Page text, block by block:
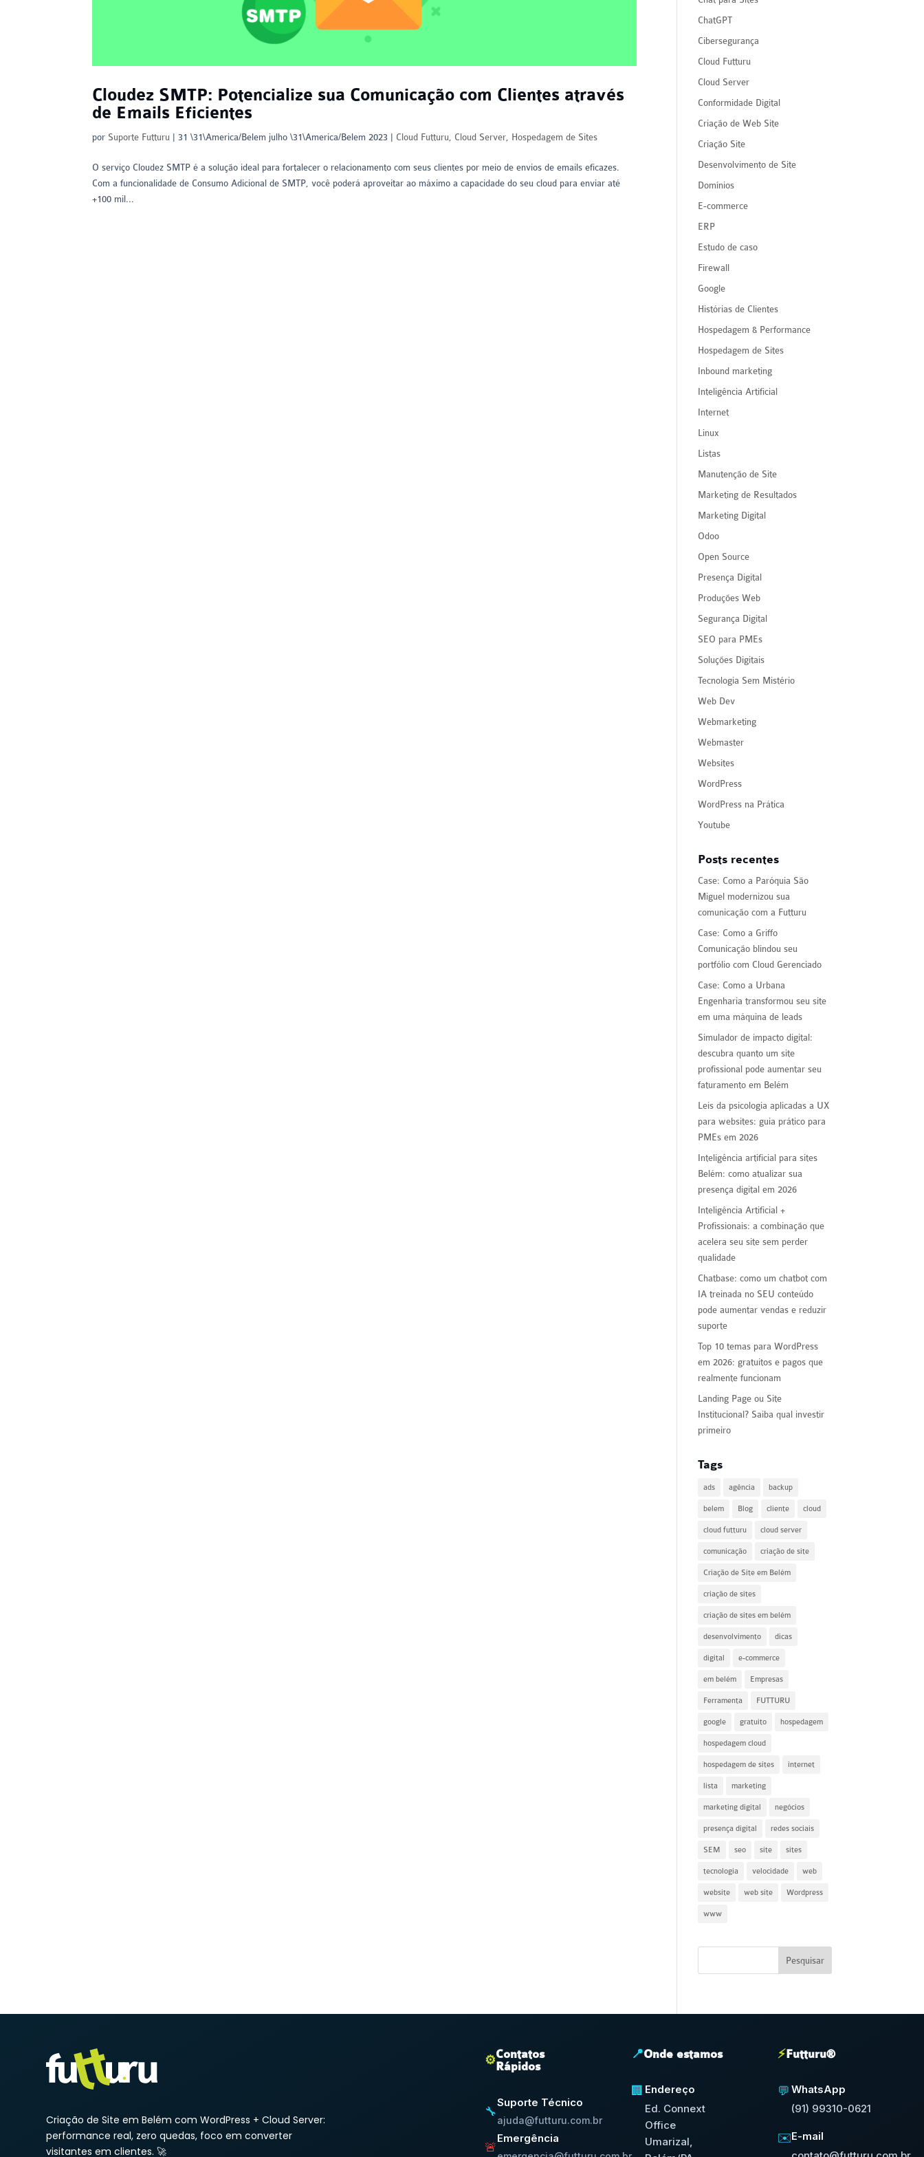
Cloudez SMTP: Potencialize sua Comunicação com Clientes através
de Emails Eficientes
por Suporte Futturu |31 \31\America/Belem julho \31\America/Belem 2023 Cloud Futturu Cloud Server Hospedagem de Sites
O serviço Cloudez SMTP é a solução ideal para fortalecer o relacionamento com seus clientes por meio de envios de emails eficazes.
Com a funcionalidade de Consumo Adicional de SMTP, você poderá aproveitar ao máximo a capacidade do seu cloud para enviar até
+100 mil...
ChatGPT
Cibersegurança
Cloud Futturu
Cloud Server
Conformidade Digital
Criação de Web Site
Criação Site
Desenvolvimento de Site
Domínios
E-commerce
ERP
Estudo de caso
Firewall
Google
Histórias de Clientes
Hospedagem & Performance
Hospedagem de Sites
Inbound marketing
Inteligência Artificial
Internet
Linux
Listas
Manutenção de Site
Marketing de Resultados
Marketing Digital
Odoo
Open Source
Presença Digital
Produções Web
Segurança Digital
SEO para PMEs
Soluções Digitais
Tecnologia Sem Mistério
Web Dev
Webmarketing
Webmaster
Websites
WordPress
WordPress na Prática
Youtube
Posts recentes
Case: Como a Paróquia São
Miguel modernizou sua
comunicação com a Futturu
Case: Como a Griffo
Comunicação blindou seu
portfólio com Cloud Gerenciado
Case: Como a Urbana
Engenharia transformou seu site
em uma máquina de leads
Simulador de impacto digital:
descubra quanto um site
profissional pode aumentar seu
faturamento em Belém
Leis da psicologia aplicadas a UX
para websites: guia prático para
PMEs em 2026
Inteligência artificial para sites
Belém: como atualizar sua
presença digital em 2026
Inteligência Artificial +
Profissionais: a combinação que
acelera seu site sem perder
qualidade
Chatbase: como um chatbot com
IA treinada no SEU conteúdo
pode aumentar vendas e reduzir
suporte
Top 10 temas para WordPress
em 2026: gratuitos e pagos que
realmente funcionam
Landing Page ou Site
Institucional? Saiba qual investir
primeiro
Tags
ads agência backup
belem Blog cliente cloud
cloud futturu cloud server
comunicação criação de site
Criação de Site em Belém
criação de sites
criação de sites em belém
desenvolvimento dicas
digital e-commerce
em belém Empresas
Ferramenta FUTTURU
google gratuito hospedagem
hospedagem cloud
hospedagem de sites internet
lista marketing
marketing digital negócios
presença digital redes sociais
SEM seo site sites
tecnologia velocidade web
website web site Wordpress
www
Criação de Site em Belém com WordPress + Cloud Server:
performance real, zero quedas, foco em converter
visitantes em clientes. 🚀
⚙️Contatos
Rápidos
🔧
Suporte Técnico
ajuda@futturu.com.br
🚨
Emergência
📍Onde estamos
🏢 Endereço
Ed. Connext
Office
Umarizal,
⚡Futturu®
💬 WhatsApp
(91) 99310-0621
✉️E-mail